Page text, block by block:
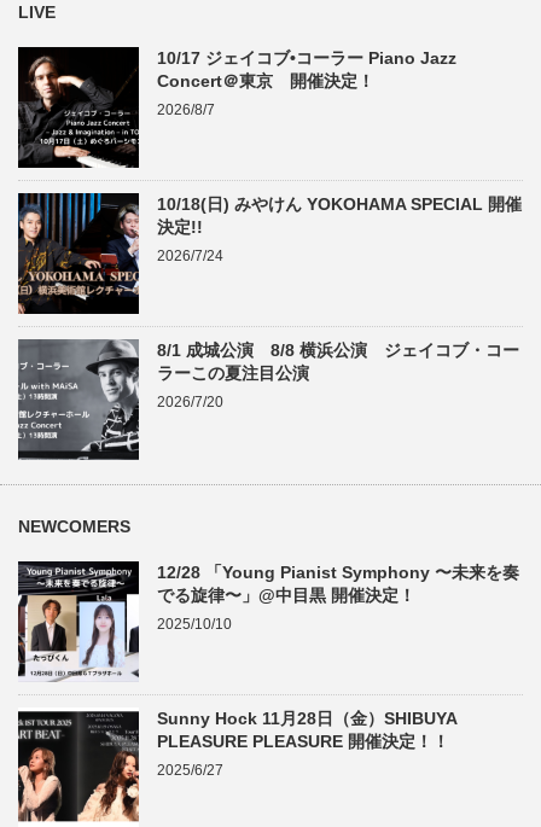
LIVE
10/17 ジェイコブ•コーラー Piano Jazz
Concert＠東京 開催決定！
2026/8/7
10/18(日) みやけん YOKOHAMA SPECIAL 開催
決定!!
2026/7/24
8/1 成城公演 8/8 横浜公演 ジェイコブ・コー
ラーこの夏注目公演
2026/7/20
NEWCOMERS
12/28 「Young Pianist Symphony 〜未来を奏
でる旋律〜」@中目黒 開催決定！
2025/10/10
Sunny Hock 11月28日（金）SHIBUYA
PLEASURE PLEASURE 開催決定！！
2025/6/27